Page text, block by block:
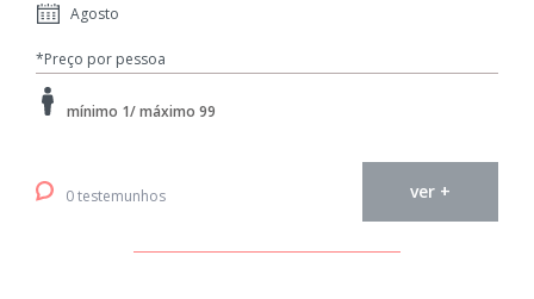
Agosto
*Preço por pessoa
mínimo 1/ máximo 99
0 testemunhos ver +